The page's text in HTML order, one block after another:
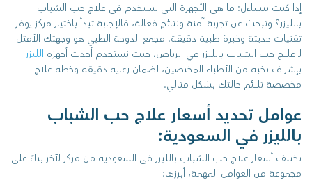
إذا كنت تتساءل: ما هي الأجهزة التي تستخدم في علاج حب الشباب
بالليزر؟ وتبحث عن تجربة آمنة ونتائج فعالة، فالإجابة تبدأ باختيار مركز يوفر
تقنيات حديثة وخبرة طبية دقيقة. مجمع الدوحة الطبي هو وجهتك الأمثل
لـ علاج حب الشباب بالليزر في الرياض، حيث نستخدم أحدث أجهزة الليزر
بإشراف نخبة من الأطباء المختصين، لضمان رعاية دقيقة وخطة علاج
مخصصة تلائم حالتك بشكل مثالي.
عوامل تحديد أسعار علاج حب الشباب
بالليزر في السعودية:
تختلف أسعار علاج حب الشباب بالليزر في السعودية من مركز لآخر بناءً على
مجموعة من العوامل المهمة، أبرزها: